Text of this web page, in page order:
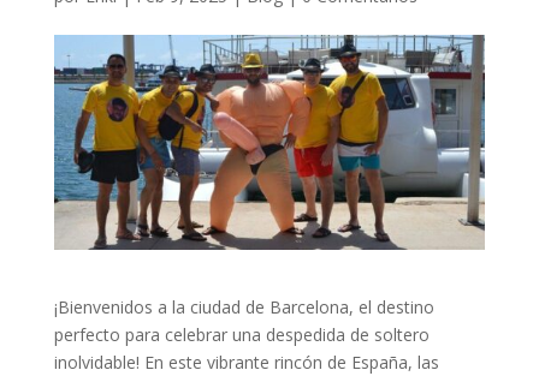
¡Bienvenidos a​ la ⁢ciudad de Barcelona, ‍el destino
perfecto para celebrar una despedida de soltero
inolvidable! En este vibrante rincón de España, las